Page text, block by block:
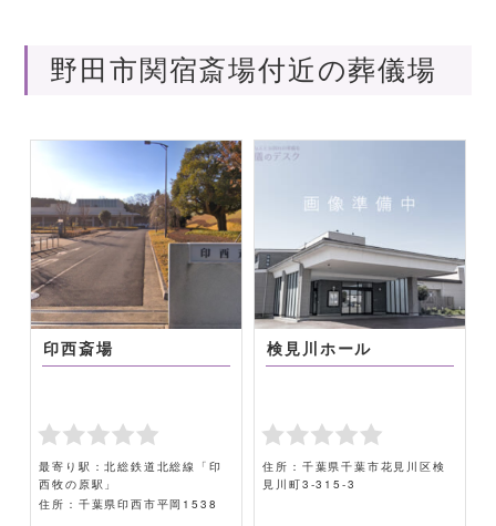
野田市関宿斎場付近の葬儀場
印西斎場
最寄り駅：北総鉄道北総線「印
西牧の原駅」
住所：千葉県印西市平岡1538
検見川ホール
住所：千葉県千葉市花見川区検
見川町3-315-3